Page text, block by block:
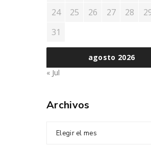
agosto 2026
24
25 26 27 28
31
« Jul
Archivos
Elegir el mes